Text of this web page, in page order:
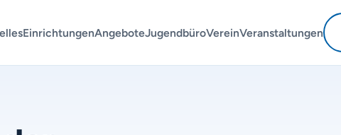
EinrichtungenAngeboteJugendbüroVereinVeranstaltungen